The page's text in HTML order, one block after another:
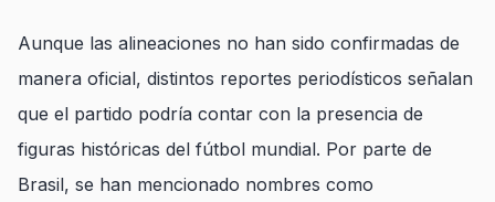
Aunque las alineaciones no han sido confirmadas de
manera oficial, distintos reportes periodísticos señalan
que el partido podría contar con la presencia de
figuras históricas del fútbol mundial. Por parte de
Brasil, se han mencionado nombres como